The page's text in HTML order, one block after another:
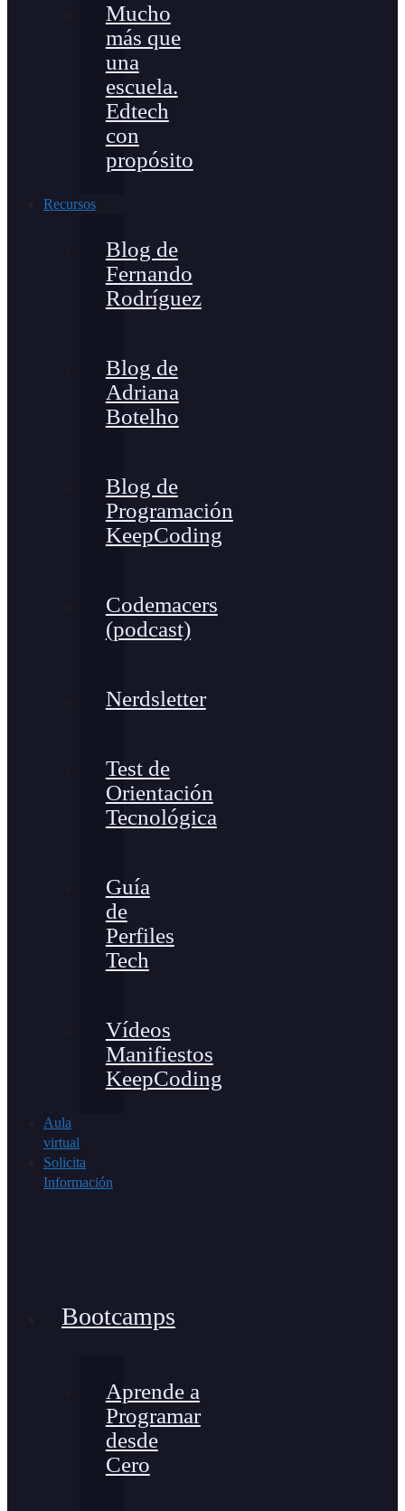
Mucho
más que
una
escuela.
Edtech
con
propósito
Recursos
Blog de
Fernando
Rodríguez
Blog de
Adriana
Botelho
Blog de
Programación
KeepCoding
Codemacers
(podcast)
Nerdsletter
Test de
Orientación
Tecnológica
Guía
de
Perfiles
Tech
Vídeos
Manifiestos
KeepCoding
Aula
virtual
Solicita
Información
Bootcamps
Aprende a
Programar
desde
Cero